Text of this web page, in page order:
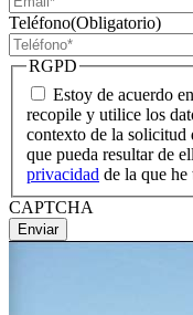
Teléfono(Obligatorio)
RGPD
Estoy de acuerdo
recopile y utilice los
contexto de la
que pueda resultar de
privacidad de la que
CAPTCHA